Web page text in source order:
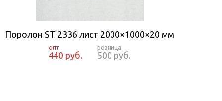
Поролон ST 2336 лист 2000×1000×20 мм
440 руб. 500 руб.